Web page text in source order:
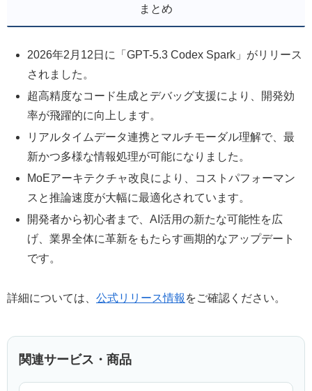
まとめ
2026年2月12日に「GPT-5.3 Codex Spark」がリリース
されました。
超高精度なコード生成とデバッグ支援により、開発効
率が飛躍的に向上します。
リアルタイムデータ連携とマルチモーダル理解で、最
新かつ多様な情報処理が可能になりました。
MoEアーキテクチャ改良により、コストパフォーマン
スと推論速度が大幅に最適化されています。
開発者から初心者まで、AI活用の新たな可能性を広
げ、業界全体に革新をもたらす画期的なアップデート
です。
詳細については、 公式リリース情報 をご確認ください。
関連サービス・商品